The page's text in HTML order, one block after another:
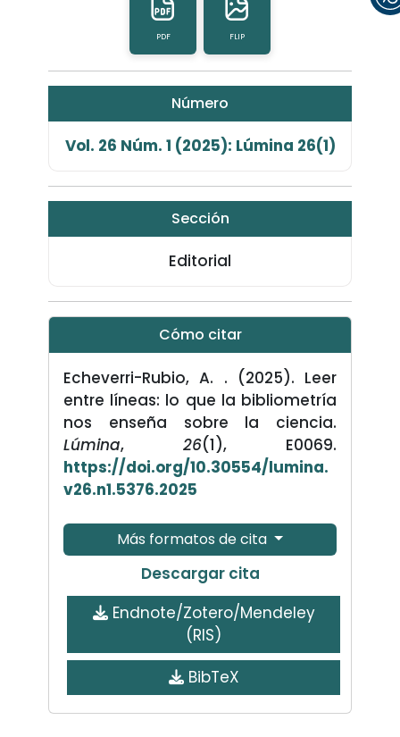
PDF FLIP
Número
Vol. 26 Núm. 1 (2025): Lúmina 26(1)
Sección
Editorial
Cómo citar
Echeverri-Rubio, A. . (2025). Leer
entre líneas: lo que la bibliometría
nos enseña sobre la ciencia.
Lúmina, 26(1), E0069.
https://doi.org/10.30554/lumina.
v26.n1.5376.2025
Más formatos de cita
Descargar cita
Endnote/Zotero/Mendeley
(RIS)
BibTeX